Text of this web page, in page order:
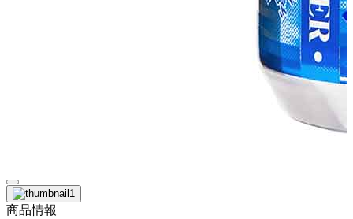
商品情報